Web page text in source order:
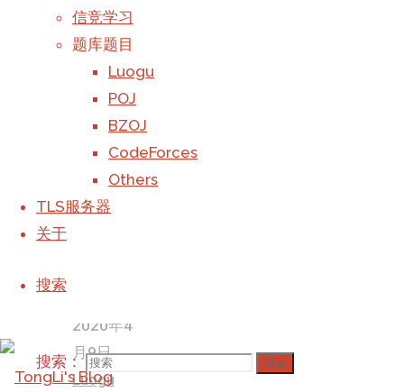
信竞学习
题库题目
Luogu
POJ
BZOJ
CodeForces
Others
TLS服务器
关于
搜索
搜索： 搜索
Galaxy
2020年4
月9日
Luogu
关于
Back to Top
©2023 TongLi_Galaxy's Blog